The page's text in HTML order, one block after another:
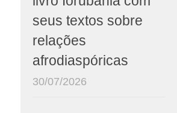
seus textos sobre
relações
afrodiaspóricas
30/07/2026